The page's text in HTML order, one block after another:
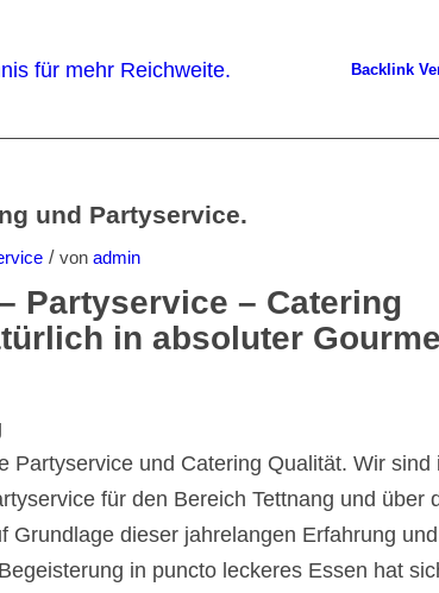
Backlink
und Partyservice.
/ von admin
Partyservice – Catering
in absoluter
Partyservice und Catering Qualität. Wir sind
für den Bereich Tettnang und über
Grundlage dieser jahrelangen Erfahrung
in puncto leckeres Essen hat